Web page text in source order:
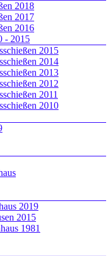
2018
2017
2016
- 2015
2015
2014
2013
2012
2011
2010
2019
2015
1981